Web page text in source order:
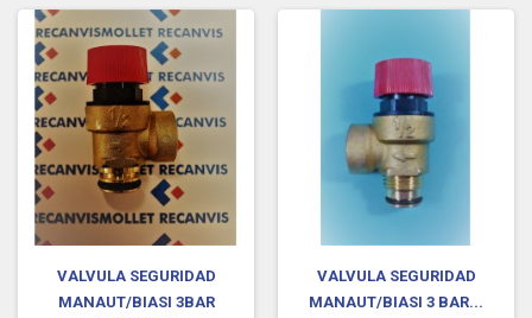
VALVULA SEGURIDAD
MANAUT/BIASI 3BAR
VALVULA SEGURIDAD
MANAUT/BIASI 3 BAR...